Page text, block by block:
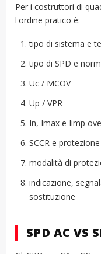
Per i costruttori di
l'ordine pratico è:
tipo di sistema e
tipo di SPD e
Uc / MCOV
Up / VPR
In, Imax e Iimp
SCCR e
modalità di
indicazione,
sostituzione
SPD AC VS